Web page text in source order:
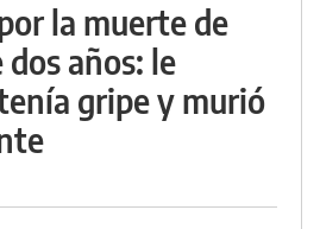
la muerte de
años: le
gripe y murió